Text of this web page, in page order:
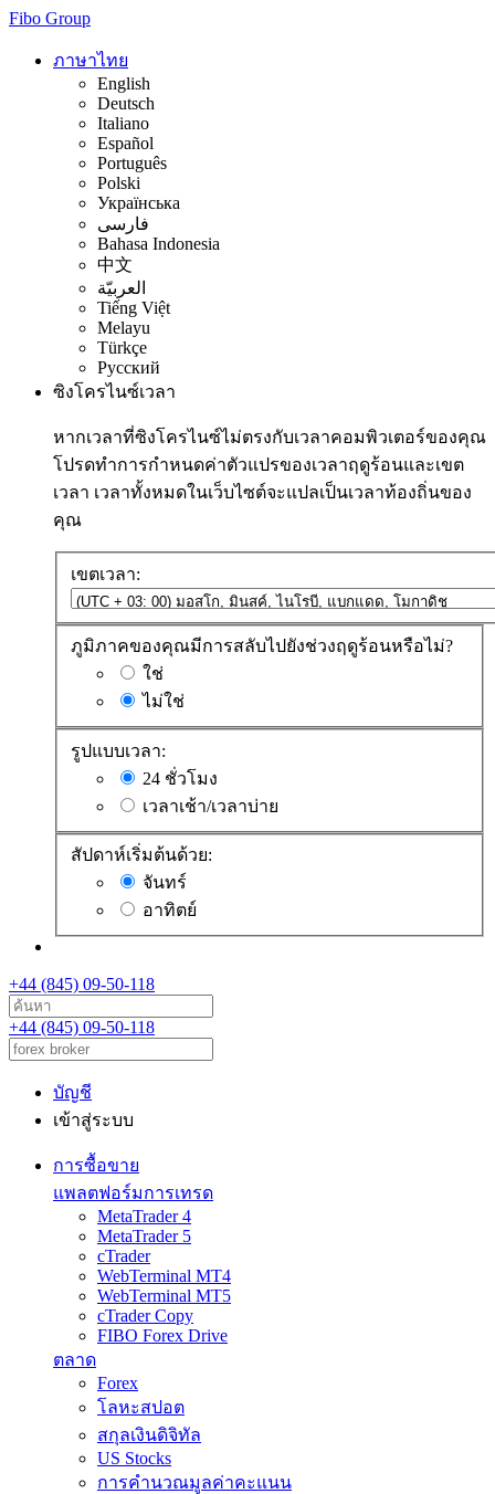
Fibo Group
ภาษาไทย
English
Deutsch
Italiano
Español
Português
Polski
Українська
فارسی
Bahasa Indonesia
中文
العربيّة
Tiếng Việt
Melayu
Türkçe
Русский
ซิงโครไนซ์เวลา
หากเวลาที่ซิงโครไนซ์ไม่ตรงกับเวลาคอมพิวเตอร์ของคุณ
โปรดทำการกำหนดค่าตัวแปรของเวลาฤดูร้อนและเขต
เวลา เวลาทั้งหมดในเว็บไซต์จะแปลเป็นเวลาท้องถิ่นของ
คุณ
เขตเวลา:
ภูมิภาคของคุณมีการสลับไปยังช่วงฤดูร้อนหรือไม่?
ใช่
ไม่ใช่
รูปแบบเวลา:
24 ชั่วโมง
เวลาเช้า/เวลาบ่าย
สัปดาห์เริ่มต้นด้วย:
จันทร์
อาทิตย์
+44 (845) 09-50-118
+44 (845) 09-50-118
บัญชี
เข้าสู่ระบบ
การซื้อขาย
แพลตฟอร์มการเทรด
MetaTrader 4
MetaTrader 5
cTrader
WebTerminal MT4
WebTerminal MT5
cTrader Copy
FIBO Forex Drive
ตลาด
Forex
โลหะสปอต
สกุลเงินดิจิทัล
US Stocks
การคำนวณมูลค่าคะแนน